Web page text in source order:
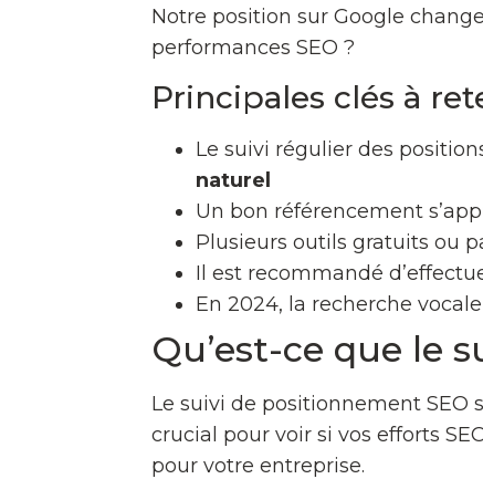
Notre position sur Google
performances SEO ?
Principales clés à
Le suivi régulier des
naturel
Un bon référencement
Plusieurs outils gratuits ou
Il est recommandé
En 2024, la recherche
Qu’est-ce que le
Le suivi de positionnement SEO
crucial pour voir si vos efforts
pour votre entreprise.